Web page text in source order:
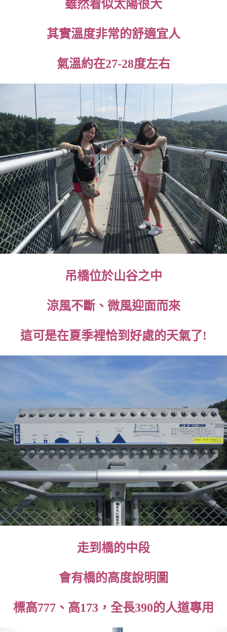
雖然看似太陽很大
其實溫度非常的舒適宜人
氣溫約在27-28度左右
吊橋位於山谷之中
涼風不斷、微風迎面而來
這可是在夏季裡恰到好處的天氣了!
走到橋的中段
會有橋的高度說明圖
標高777、高173，全長390的人道專用